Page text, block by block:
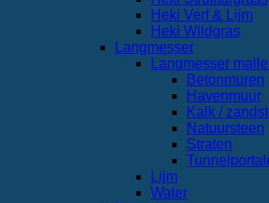
Heki Verf & Lijm
Heki Wildgras
Langmesser
Langmesser
Betonmuren
Havenmuur
Kalk /
Natuursteen
Straten
Lijm
Water